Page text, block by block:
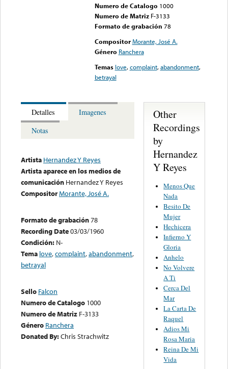
Numero de Catalogo 1000
Numero de Matriz F-3133
Formato de grabación 78
Compositor Morante, José A.
Género Ranchera
Temas love,complaint,abandonment,
betrayal
Detalles
Imagenes
Notas
Artista Hernandez Y Reyes
Artista aparece en los medios de
comunicación Hernandez Y Reyes
CompositorMorante, José A.
Formato de grabación78
Recording Date03/03/1960
Condición: N-
Tema love,complaint,abandonment,
betrayal
Sello Falcon
Numero de Catalogo 1000
Numero de Matriz F-3133
Género Ranchera
Donated By:Chris Strachwitz
Other
Recordings
by
Hernandez
Y Reyes
Menos Que
Nada
Besito De
Mujer
Hechicera
Infierno Y
Gloria
Anhelo
No Volvere
A Ti
Cerca Del
Mar
La Carta De
Raquel
Adios Mi
Rosa Maria
Reina De Mi
Vida